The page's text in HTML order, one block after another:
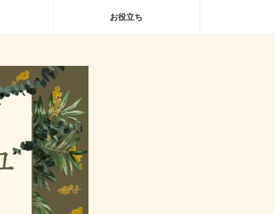
お役立ち